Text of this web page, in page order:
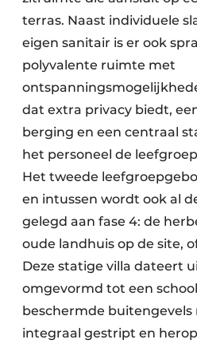
terras. Naast individuele
eigen sanitair is er ook
polyvalente ruimte met
dat extra privacy biedt,
berging en een centraal
het personeel de
Het tweede
en intussen wordt ook al
gelegd aan fase 4: de
oude landhuis op de site,
Deze statige villa dateert
omgevormd tot een
beschermde
integraal gestript en